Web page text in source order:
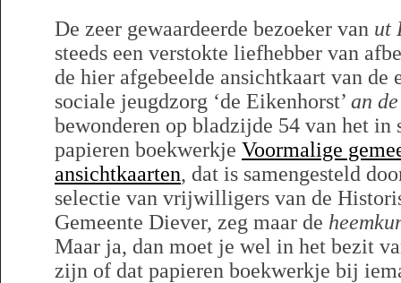
De zeer gewaardeerde bezoeker van ut
steeds een verstokte liefhebber van
de hier afgebeelde ansichtkaart van de
sociale jeugdzorg ‘de Eikenhorst’ an
bewonderen op bladzijde 54 van het in
papieren boekwerkje Voormalige
ansichtkaarten, dat is samengesteld
selectie van vrijwilligers van de
Gemeente Diever, zeg maar de
Maar ja, dan moet je wel in het bezit
zijn of dat papieren boekwerkje bij